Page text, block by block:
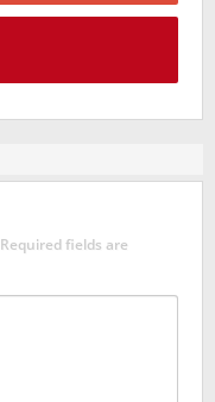
Required fields are